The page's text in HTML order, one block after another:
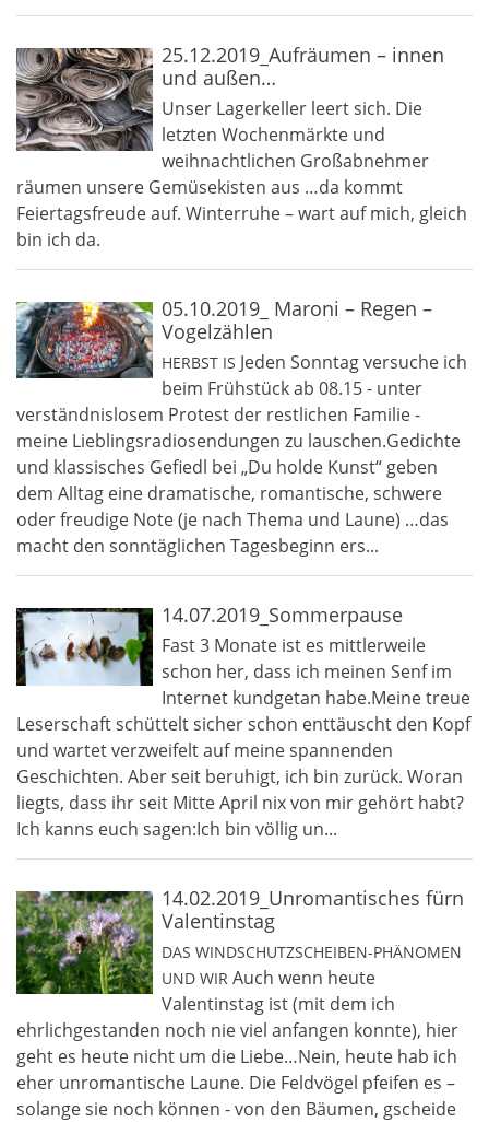
25.12.2019_Aufräumen – innen
und außen…
Unser Lagerkeller leert sich. Die
letzten Wochenmärkte und
weihnachtlichen Großabnehmer
räumen unsere Gemüsekisten aus …da kommt
Feiertagsfreude auf. Winterruhe – wart auf mich, gleich
bin ich da.
05.10.2019_ Maroni – Regen –
Vogelzählen
HERBST IS Jeden Sonntag versuche ich
beim Frühstück ab 08.15 - unter
verständnislosem Protest der restlichen Familie -
meine Lieblingsradiosendungen zu lauschen.Gedichte
und klassisches Gefiedl bei „Du holde Kunst“ geben
dem Alltag eine dramatische, romantische, schwere
oder freudige Note (je nach Thema und Laune) …das
macht den sonntäglichen Tagesbeginn ers...
14.07.2019_Sommerpause
Fast 3 Monate ist es mittlerweile
schon her, dass ich meinen Senf im
Internet kundgetan habe.Meine treue
Leserschaft schüttelt sicher schon enttäuscht den Kopf
und wartet verzweifelt auf meine spannenden
Geschichten. Aber seit beruhigt, ich bin zurück. Woran
liegts, dass ihr seit Mitte April nix von mir gehört habt?
Ich kanns euch sagen:Ich bin völlig un...
14.02.2019_Unromantisches fürn
Valentinstag
DAS WINDSCHUTZSCHEIBEN-PHÄNOMEN
UND WIR Auch wenn heute
Valentinstag ist (mit dem ich
ehrlichgestanden noch nie viel anfangen konnte), hier
geht es heute nicht um die Liebe…Nein, heute hab ich
eher unromantische Laune. Die Feldvögel pfeifen es –
solange sie noch können - von den Bäumen, gscheide